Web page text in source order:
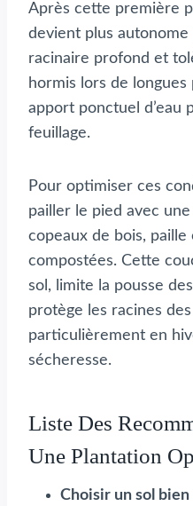
Après cette première
devient plus autonome
racinaire profond et
hormis lors de
apport ponctuel d’eau
feuillage.
Pour optimiser ces
pailler le pied avec
copeaux de bois,
compostées. Cette
sol, limite la pousse
protège les racines
particulièrement en
sécheresse.
Liste Des
Une Plantation
Choisir un sol bien